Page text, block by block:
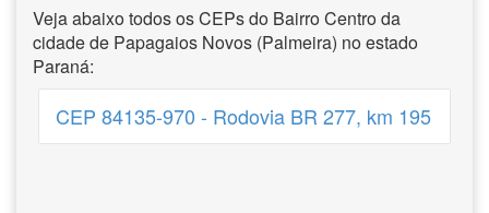
Veja abaixo todos os CEPs do Bairro Centro da
cidade de Papagaios Novos (Palmeira) no estado
Paraná:
CEP 84135-970 - Rodovia BR 277, km 195